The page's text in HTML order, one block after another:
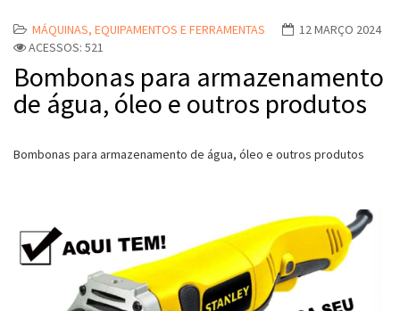
MÁQUINAS, EQUIPAMENTOS E FERRAMENTAS
12 MARÇO 2024
ACESSOS: 521
Bombonas para armazenamento
de água, óleo e outros produtos
Bombonas para armazenamento de água, óleo e outros produtos